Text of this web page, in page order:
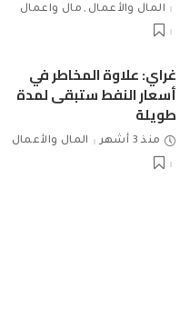
المال والأعمال
مال واعمال
غراي: علاوة المخاطر في
أسعار النفط ستبقى لمدة
طويلة
منذ 3 أشهر المال والأعمال